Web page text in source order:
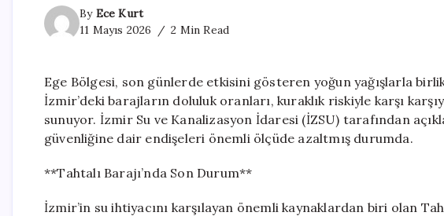
By Ece Kurt
11 Mayıs 2026
2 Min Read
Ege Bölgesi, son günlerde etkisini gösteren yoğun yağışlarla
İzmir’deki barajların doluluk oranları, kuraklık riskiyle karşı
sunuyor. İzmir Su ve Kanalizasyon İdaresi (İZSU) tarafından
güvenliğine dair endişeleri önemli ölçüde azaltmış durumda.
**Tahtalı Barajı’nda Son Durum**
İzmir’in su ihtiyacını karşılayan önemli kaynaklardan biri olan